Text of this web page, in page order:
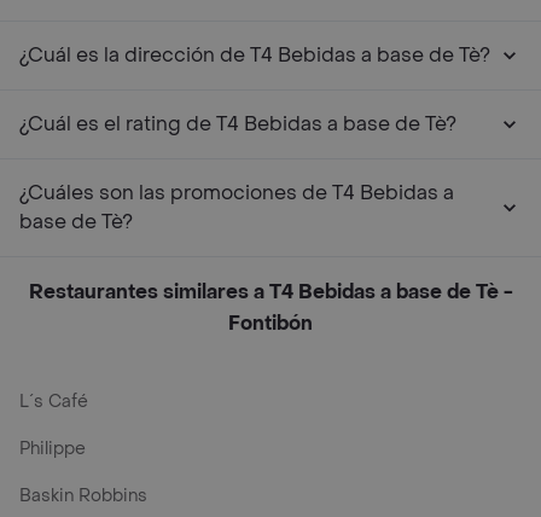
¿Cuál es la dirección de T4 Bebidas a base de Tè?
¿Cuál es el rating de T4 Bebidas a base de Tè?
¿Cuáles son las promociones de T4 Bebidas a
base de Tè?
Restaurantes similares a T4 Bebidas a base de Tè -
Fontibón
L´s Café
Philippe
Baskin Robbins